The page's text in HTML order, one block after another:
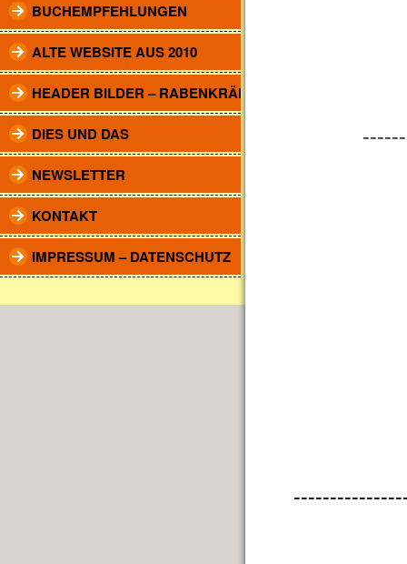
BUCHEMPFEHLUNGEN
ALTE WEBSITE AUS 2010
HEADER BILDER – RABENKRÄHEN
DIES UND DAS
NEWSLETTER
KONTAKT
IMPRESSUM – DATENSCHUTZ